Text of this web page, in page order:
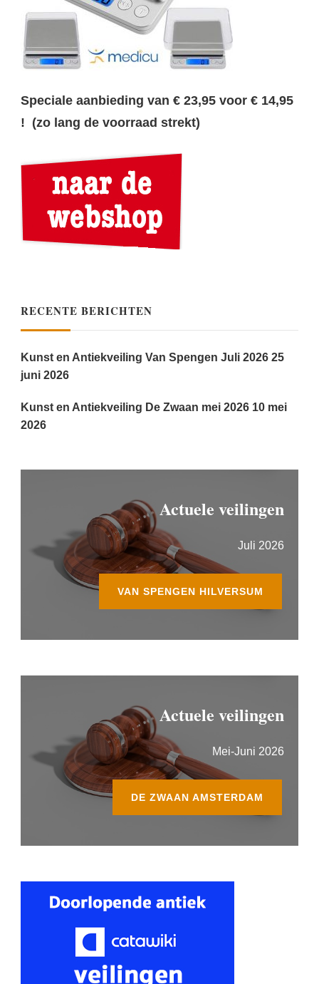
Speciale aanbieding van € 23,95 voor € 14,95
! (zo lang de voorraad strekt)
RECENTE BERICHTEN
Kunst en Antiekveiling Van Spengen Juli 2026 25
juni 2026
Kunst en Antiekveiling De Zwaan mei 2026 10 mei
2026
Actuele veilingen
Juli 2026
VAN SPENGEN HILVERSUM
Actuele veilingen
Mei-Juni 2026
DE ZWAAN AMSTERDAM